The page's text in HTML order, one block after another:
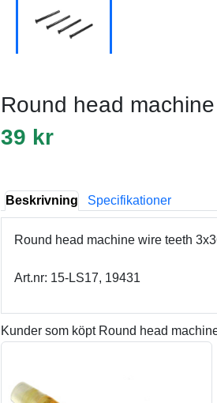
Round head
39 kr
Beskrivning Specifikationer
Round head machine wire teeth
Art.nr: 15-LS17, 19431
Kunder som köpt Round head